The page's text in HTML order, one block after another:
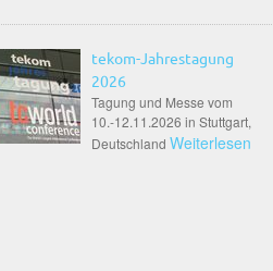
tekom-Jahrestagung
2026
Tagung und Messe vom
10.-12.11.2026 in Stuttgart,
Deutschland Weiterlesen